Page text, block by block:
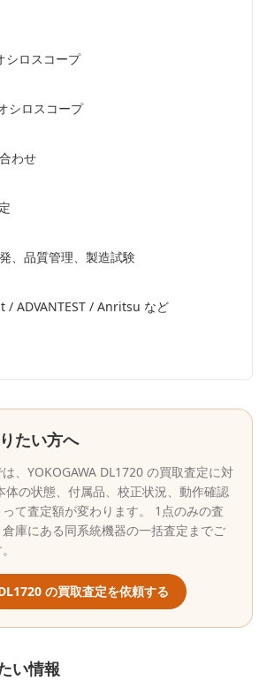
シロスコープ
シロスコープ
わせ
、品質管理、製造試験
ADVANTEST / Anritsu など
たい方へ
、 YOKOGAWA DL1720 の買取査定に対
体の状態、付属品、校正状況、動作確認
て査定額が変わります。 1点のみの査
庫にある同系統機器の一括査定までご
の買取査定を依頼する
い情報